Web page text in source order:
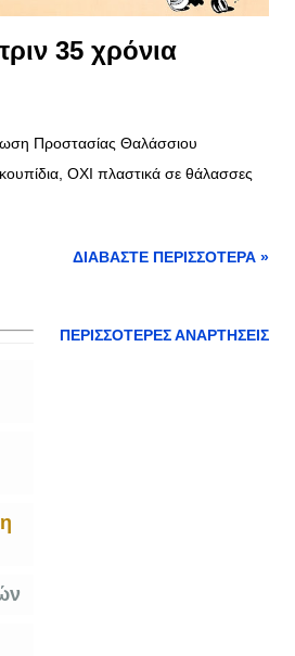
35 χρόνια
Προστασίας Θαλάσσιου
ΟΧΙ πλαστικά σε θάλασσες
ΔΙΑΒΆΣΤΕ ΠΕΡΙΣΣΌΤΕΡΑ »
ΠΕΡΙΣΣΌΤΕΡΕΣ ΑΝΑΡΤΉΣΕΙΣ